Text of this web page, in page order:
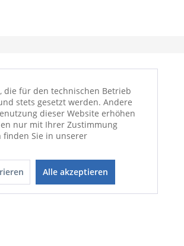
die für den technischen Betrieb
stets gesetzt werden. Andere
dieser Website erhöhen
nur mit Ihrer Zustimmung
finden Sie in unserer
Alle akzeptieren